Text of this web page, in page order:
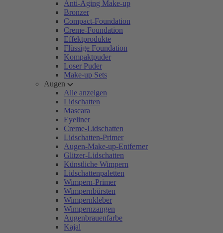
Anti-Aging Make-up
Bronzer
Compact-Foundation
Creme-Foundation
Effektprodukte
Flüssige Foundation
Kompaktpuder
Loser Puder
Make-up Sets
Augen
Alle anzeigen
Lidschatten
Mascara
Eyeliner
Creme-Lidschatten
Lidschatten-Primer
Augen-Make-up-Entferner
Glitzer-Lidschatten
Künstliche Wimpern
Lidschattenpaletten
Wimpern-Primer
Wimpernbürsten
Wimpernkleber
Wimpernzangen
Augenbrauenfarbe
Kajal